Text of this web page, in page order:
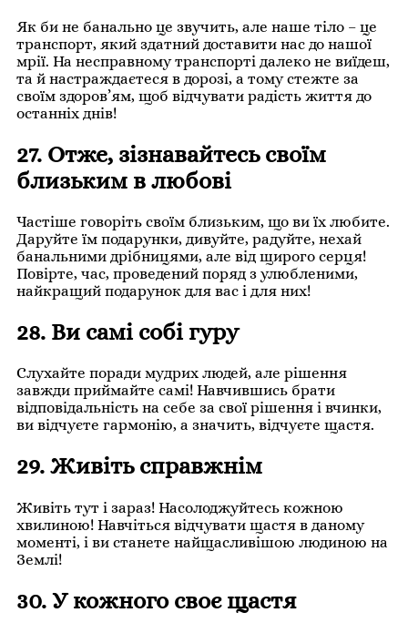
Як би не банально це звучить, але наше тіло – це
транспорт, який здатний доставити нас до нашої
мрії. На несправному транспорті далеко не виїдеш,
та й настраждаєтеся в дорозі, а тому стежте за
своїм здоров’ям, щоб відчувати радість життя до
останніх днів!
27. Отже, зізнавайтесь своїм
близьким в любові
Частіше говоріть своїм близьким, що ви їх любите.
Даруйте їм подарунки, дивуйте, радуйте, нехай
банальними дрібницями, але від щирого серця!
Повірте, час, проведений поряд з улюбленими,
найкращий подарунок для вас і для них!
28. Ви самі собі гуру
Слухайте поради мудрих людей, але рішення
завжди приймайте самі! Навчившись брати
відповідальність на себе за свої рішення і вчинки,
ви відчуєте гармонію, а значить, відчуєте щастя.
29. Живіть справжнім
Живіть тут і зараз! Насолоджуйтесь кожною
хвилиною! Навчіться відчувати щастя в даному
моменті, і ви станете найщасливішою людиною на
Землі!
30. У кожного своє щастя